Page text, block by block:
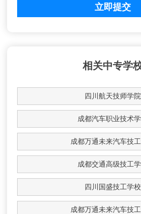
相关中专学
四川航天技师学院
成都汽车职业技术
成都万通未来汽车技
成都交通高级技工
四川国盛技工学校
成都万通未来汽车技